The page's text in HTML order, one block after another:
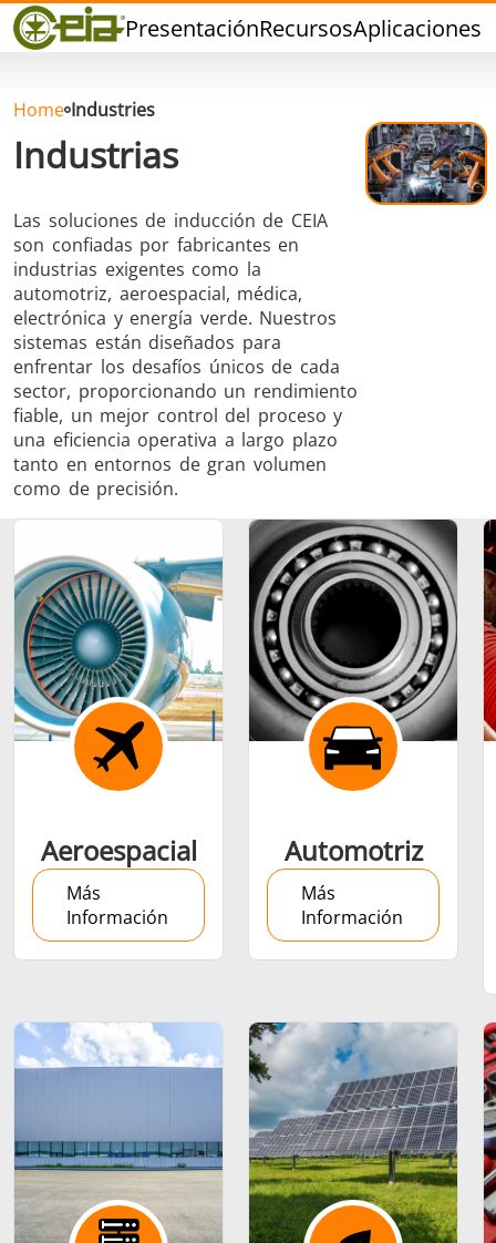
PresentaciónRecursosAplicaciones
Calidad
Eventos
FAQ
Soldadura dura
Soldadura con
Estaño
Soldadura de
Aluminio
Sellado
Ajuste por
contracción
Generador y
Controlador
Generadores
Serie SH
Cabezales de
calentamiento
Aeroespacial Automotriz
Cable
Home Industries
Industrias
Las soluciones de inducción de CEIA
son confiadas por fabricantes en
industrias exigentes como la
automotriz, aeroespacial, médica,
electrónica y energía verde. Nuestros
sistemas están diseñados para
enfrentar los desafíos únicos de cada
sector, proporcionando un rendimiento
fiable, un mejor control del proceso y
una eficiencia operativa a largo plazo
tanto en entornos de gran volumen
como de precisión.
Aeroespacial
Más
Información
Automotriz
Más
Información